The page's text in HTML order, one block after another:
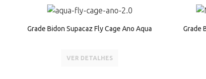
Grade Bidon Supacaz Fly Cage Ano Aqua
VER DETALHES
Grade